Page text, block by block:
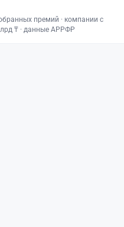
премий · компании с
₸ · данные АРРФР